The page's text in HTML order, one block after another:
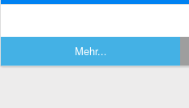
Mehr...